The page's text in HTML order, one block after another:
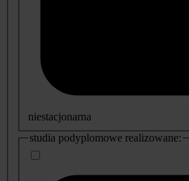
niestacjonarna
studia podyplomowe realizowane: